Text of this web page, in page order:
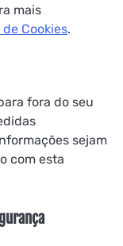
mais
Cookies.
fora do seu
sejam
com esta